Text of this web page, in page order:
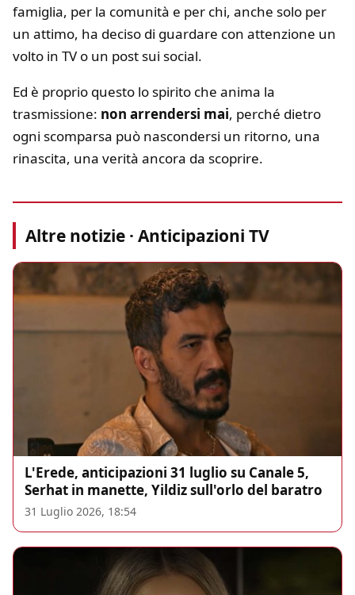
famiglia, per la comunità e per chi, anche solo per
un attimo, ha deciso di guardare con attenzione un
volto in TV o un post sui social.
Ed è proprio questo lo spirito che anima la
trasmissione: non arrendersi mai, perché dietro
ogni scomparsa può nascondersi un ritorno, una
rinascita, una verità ancora da scoprire.
Altre notizie · Anticipazioni TV
L'Erede, anticipazioni 31 luglio su Canale 5,
Serhat in manette, Yildiz sull'orlo del baratro
31 Luglio 2026, 18:54